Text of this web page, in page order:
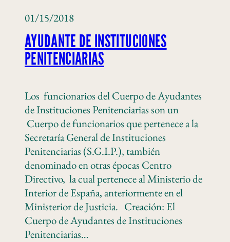
01/15/2018
AYUDANTE DE INSTITUCIONES
PENITENCIARIAS
Los funcionarios del Cuerpo de Ayudantes
de Instituciones Penitenciarias son un
Cuerpo de funcionarios que pertenece a la
Secretaría General de Instituciones
Penitenciarias (S.G.I.P.), también
denominado en otras épocas Centro
Directivo, la cual pertenece al Ministerio de
Interior de España, anteriormente en el
Ministerior de Justicia. Creación: El
Cuerpo de Ayudantes de Instituciones
Penitenciarias…